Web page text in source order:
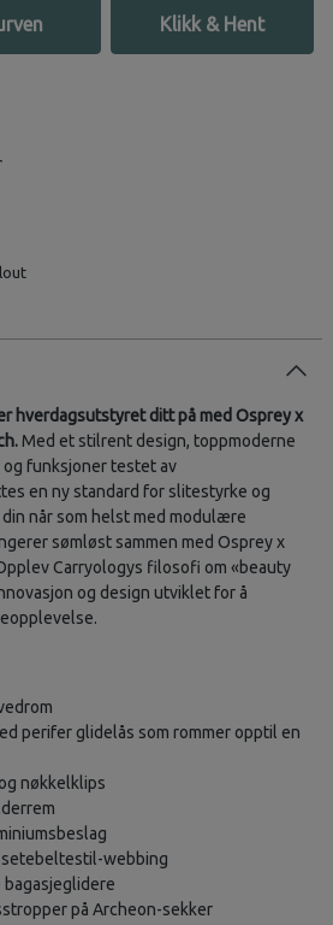
Klikk & Hent
hverdagsutstyret ditt på med Osprey x
Med et stilrent design, toppmoderne
funksjoner testet av
en ny standard for slitestyrke og
når som helst med modulære
sømløst sammen med Osprey x
Carryologys filosofi om «beauty
og design utviklet for å
perifer glidelås som rommer opptil en
nøkkelklips
webbing
bagasjeglidere
på Archeon-sekker